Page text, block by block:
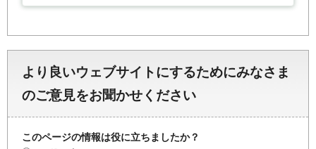
より良いウェブサイトにするためにみなさま
のご意見をお聞かせください
このページの情報は役に立ちましたか？